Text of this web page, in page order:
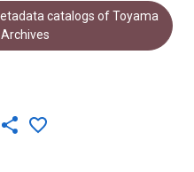
catalogs of Toyama